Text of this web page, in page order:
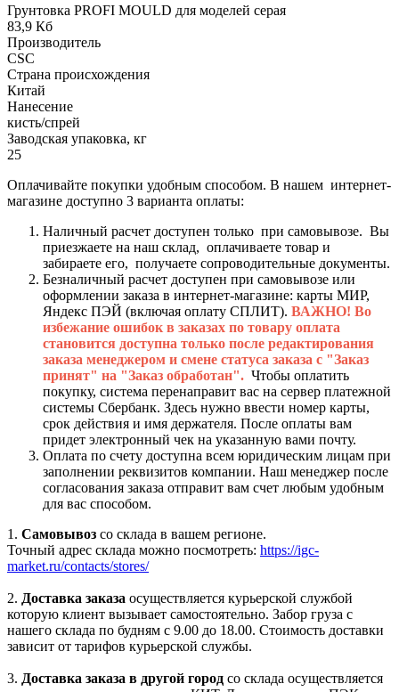
Грунтовка PROFI MOULD для моделей серая
83,9 Кб
Производитель
CSC
Страна происхождения
Китай
Нанесение
кисть/спрей
Заводская упаковка, кг
25
Оплачивайте покупки удобным способом. В нашем интернет-
магазине доступно 3 варианта оплаты:
Наличный расчет доступен только при самовывозе. Вы
приезжаете на наш склад, оплачиваете товар и
забираете его, получаете сопроводительные документы.
Безналичный расчет доступен при самовывозе или
оформлении заказа в интернет-магазине: карты МИР,
Яндекс ПЭЙ (включая оплату СПЛИТ). ВАЖНО! Во
избежание ошибок в заказах по товару оплата
становится доступна только после редактирования
заказа менеджером и смене статуса заказа с "Заказ
принят" на "Заказ обработан". Чтобы оплатить
покупку, система перенаправит вас на сервер платежной
системы Сбербанк. Здесь нужно ввести номер карты,
срок действия и имя держателя. После оплаты вам
придет электронный чек на указанную вами почту.
Оплата по счету доступна всем юридическим лицам при
заполнении реквизитов компании. Наш менеджер после
согласования заказа отправит вам счет любым удобным
для вас способом.
1. Самовывоз со склада в вашем регионе.
Точный адрес склада можно посмотреть: https://igc-
market.ru/contacts/stores/
2. Доставка заказа осуществляется курьерской службой
которую клиент вызывает самостоятельно. Забор груза с
нашего склада по будням с 9.00 до 18.00. Стоимость доставки
зависит от тарифов курьерской службы.
3. Доставка заказа в другой город со склада осуществляется